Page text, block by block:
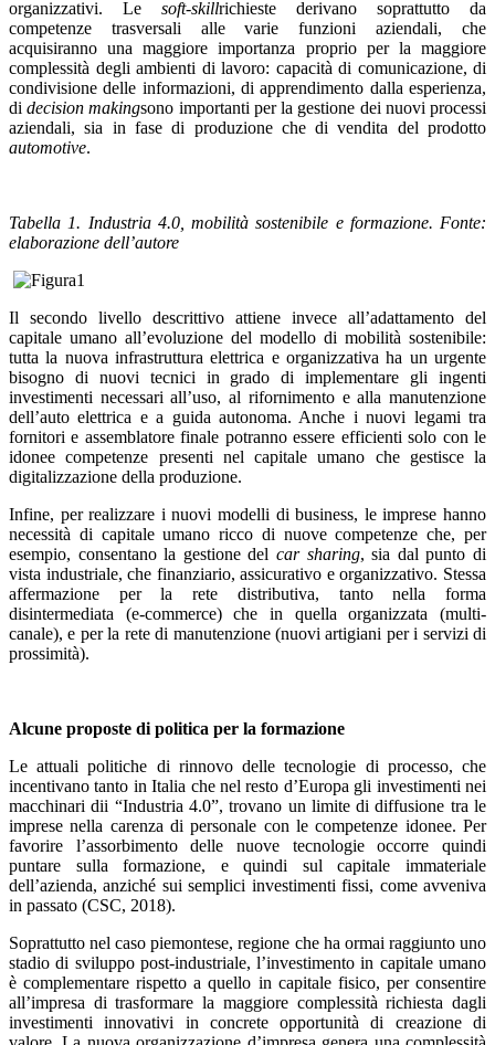
organizzativi. Le soft-skillrichieste derivano soprattutto da
competenze trasversali alle varie funzioni aziendali, che
acquisiranno una maggiore importanza proprio per la maggiore
complessità degli ambienti di lavoro: capacità di comunicazione, di
condivisione delle informazioni, di apprendimento dalla esperienza,
didecision makingsono importanti per la gestione dei nuovi processi
aziendali, sia in fase di produzione che di vendita del prodotto
automotive.
Tabella 1. Industria 4.0, mobilità sostenibile e formazione. Fonte:
elaborazione dell’autore
Il secondo livello descrittivo attiene invece all’adattamento del
capitale umano all’evoluzione del modello di mobilità sostenibile:
tutta la nuova infrastruttura elettrica e organizzativa ha un urgente
bisogno di nuovi tecnici in grado di implementare gli ingenti
investimenti necessari all’uso, al rifornimento e alla manutenzione
dell’auto elettrica e a guida autonoma. Anche i nuovi legami tra
fornitori e assemblatore finale potranno essere efficienti solo con le
idonee competenze presenti nel capitale umano che gestisce la
digitalizzazione della produzione.
Infine, per realizzare i nuovi modelli di business, le imprese hanno
necessità di capitale umano ricco di nuove competenze che, per
esempio, consentano la gestione del car sharing, sia dal punto di
vista industriale, che finanziario, assicurativo e organizzativo. Stessa
affermazione per la rete distributiva, tanto nella forma
disintermediata (e-commerce) che in quella organizzata (multi-
canale), e per la rete di manutenzione (nuovi artigiani per i servizi di
prossimità).
Alcune proposte di politica per la formazione
Le attuali politiche di rinnovo delle tecnologie di processo, che
incentivano tanto in Italia che nel resto d’Europa gli investimenti nei
macchinari dii “Industria 4.0”, trovano un limite di diffusione tra le
imprese nella carenza di personale con le competenze idonee. Per
favorire l’assorbimento delle nuove tecnologie occorre quindi
puntare sulla formazione, e quindi sul capitale immateriale
dell’azienda, anziché sui semplici investimenti fissi, come avveniva
in passato (CSC, 2018).
Soprattutto nel caso piemontese, regione che ha ormai raggiunto uno
stadio di sviluppo post-industriale, l’investimento in capitale umano
è complementare rispetto a quello in capitale fisico, per consentire
all’impresa di trasformare la maggiore complessità richiesta dagli
investimenti innovativi in concrete opportunità di creazione di